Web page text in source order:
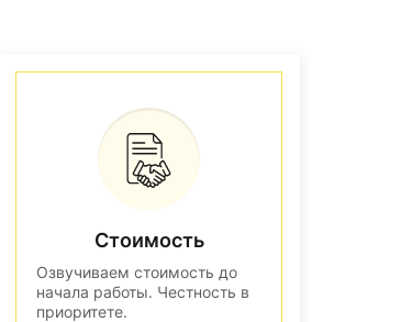
Стоимость
Озвучиваем стоимость до
начала работы. Честность в
приоритете.